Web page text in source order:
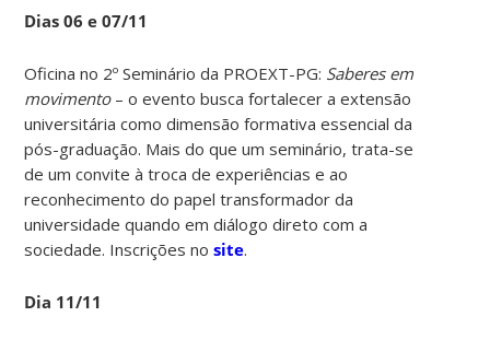
Dias 06 e 07/11
Oficina no 2º Seminário da PROEXT-PG: Saberes em
movimento– o evento busca fortalecer a extensão
universitária como dimensão formativa essencial da
pós-graduação. Mais do que um seminário, trata-se
de um convite à troca de experiências e ao
reconhecimento do papel transformador da
universidade quando em diálogo direto com a
sociedade. Inscrições nosite.
Dia 11/11